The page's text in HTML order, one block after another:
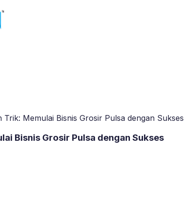
Trik: Memulai Bisnis Grosir Pulsa dengan Sukses
Bisnis Grosir Pulsa dengan Sukses